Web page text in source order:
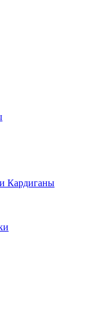
Кардиганы